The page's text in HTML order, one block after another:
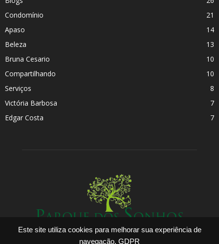
Este site utiliza cookies para melhorar sua experiência de
navegação. GDPR
Condomínio
21
Apaso
14
Beleza
13
Bruna Cesario
10
Compartilhando
10
Serviços
8
Victória Barbosa
7
Edgar Costa
7